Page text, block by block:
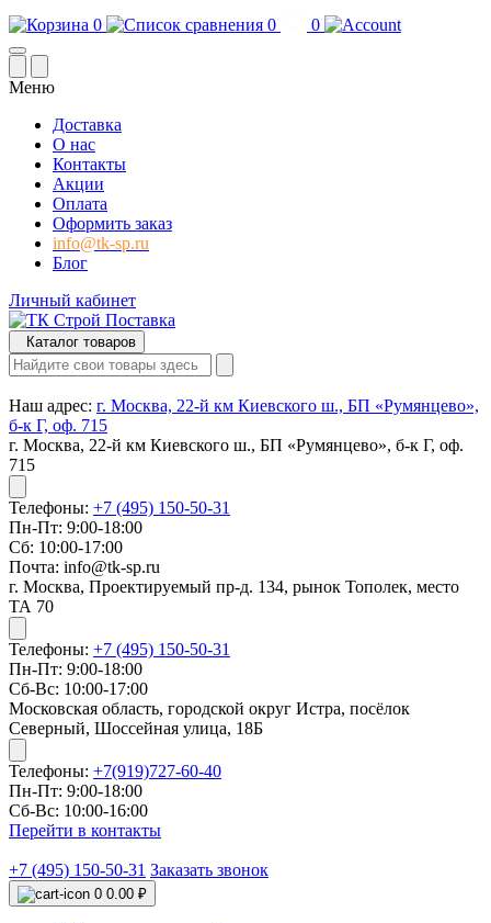
0 0 0
Меню
Доставка
О нас
Контакты
Акции
Оплата
Оформить заказ
info@tk-sp.ru
Блог
Личный кабинет
Каталог товаров
Наш адрес: г. Москва, 22-й км Киевского ш., БП «Румянцево»,
б-к Г, оф. 715
г. Москва, 22-й км Киевского ш., БП «Румянцево», б-к Г, оф.
715
Телефоны: +7 (495) 150-50-31
Пн-Пт: 9:00-18:00
Сб: 10:00-17:00
Почта: info@tk-sp.ru
г. Москва, Проектируемый пр-д. 134, рынок Тополек, место
ТА 70
Телефоны: +7 (495) 150-50-31
Пн-Пт: 9:00-18:00
Сб-Вс: 10:00-17:00
Московская область, городской округ Истра, посёлок
Северный, Шоссейная улица, 18Б
Телефоны: +7(919)727-60-40
Пн-Пт: 9:00-18:00
Сб-Вс: 10:00-16:00
Перейти в контакты
+7 (495) 150-50-31 Заказать звонок
0 0.00 ₽